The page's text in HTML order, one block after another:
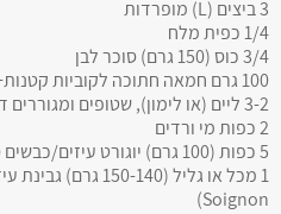
3 ביצים (L) מופרדות
1/4 כפית מלח
3/4 כוס (150 גרם) סוכר לבן
100 גרם חמאה חתוכה לקוביות קטנות+ חמאה לשימון נייר האפייה
3-2 ליים (או לימון), שטופים ומגוררים דק על פומפייה- 1 כף גדושה
2 כפות מי ורדים
5 כפות (100 גרם) יוגורט עיזים/כבשים סמיך או שמנת חמוצה
1 מכל או גליל (150-
Soignon)